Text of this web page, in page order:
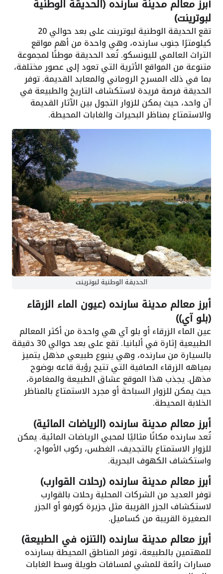
أبرز معالم مدينة سارنده (الحديقة الوطنية
لبوترينت)
تقع الحديقة الوطنية لبوترينت على بعد حوالي 20
كيلومترًا جنوب سارنده، وهي واحدة من أهم مواقع
التراث العالمي لليونسكو. تُعد الحديقة موطنًا لمجموعة
متنوعة من المواقع الأثرية التي تعود إلى عصور مختلفة،
بما في ذلك المسرح الروماني والمعابد القديمة. توفر
الحديقة فرصة فريدة لاستكشاف التاريخ والطبيعة في
آن واحد، حيث يمكن للزوار التجول بين الآثار القديمة
والاستمتاع بمناظر البحيرات والغابات المحيطة.
الحديقة الوطنية لبوترينت
أبرز معالم مدينة سارنده (عيون الماء الزرقاء
(بلو آي))
عين الماء الزرقاء أو بلو آي هي واحدة من أكثر المعالم
الطبيعية إثارة في ألبانيا. تقع على بعد حوالي 30 دقيقة
بالسيارة من سارنده، وهي ينبوع طبيعي مذهل يتميز
بمياهه الزرقاء الصافية التي تتيح رؤية قاعه بوضوح
مذهل. يجذب هذا الموقع عشاق الطبيعة والمغامرة،
حيث يمكن للزوار السباحة أو مجرد الاستمتاع بالمناظر
الخلابة المحيطة.
أبرز معالم مدينة سارنده (الرياضات المائية)
تُعد سارنده مكانًا مثاليًا لمحبي الرياضات المائية. يمكن
للزوار الاستمتاع بالتجديف، الغطس، ركوب الأمواج،
واستكشاف الكهوف البحرية.
أبرز معالم مدينة سارنده (رحلات القوارب)
توفر العديد من الشركات المحلية رحلات بالقوارب
لاستكشاف الجزر القريبة مثل جزيرة كورفو أو الجزر
الصغيرة القريبة من كساميل.
أبرز معالم مدينة سارنده (التنزه في الطبيعة)
للمهتمين بالطبيعة، توفر المناطق المحيطة بسارنده
مسارات رائعة للمشي لمسافات طويلة وسط الغابات